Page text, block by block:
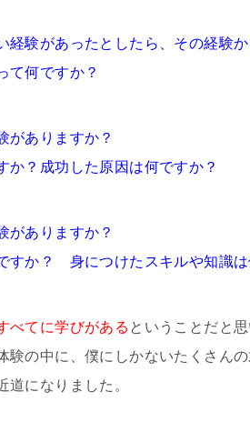
経験があったとしたら、その経験
て何ですか？
がありますか？
？成功した原因は何ですか？
がありますか？
すか？ 身につけたスキルや知識は
べてに学びがある ということだと思
験の中に、僕にしかないたくさん
道になりました。